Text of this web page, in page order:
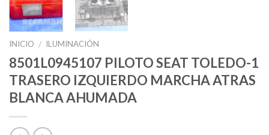
INICIO / ILUMINACIÓN
8501L0945107 PILOTO SEAT TOLEDO-1
TRASERO IZQUIERDO MARCHA ATRAS
BLANCA AHUMADA